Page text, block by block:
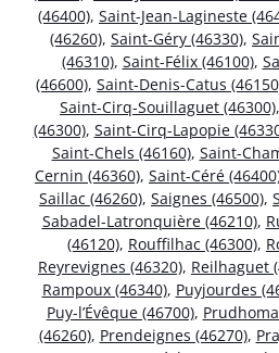
(46400), Saint-Jean-Lagineste
(46260), Saint-Géry (46330),
(46310), Saint-Félix (46100),
(46600), Saint-Denis-Catus
Saint-Cirq-Souillaguet (46300),
(46300), Saint-Cirq-Lapopie
Saint-Chels (46160), Saint-
Cernin (46360), Saint-Céré
Saillac (46260), Saignes (46500),
Sabadel-Latronquière (46210),
(46120), Rouffilhac (46300),
Reyrevignes (46320), Reilhaguet
Rampoux (46340), Puyjourdes
Puy-l’Évêque (46700),
(46260), Prendeignes (46270),